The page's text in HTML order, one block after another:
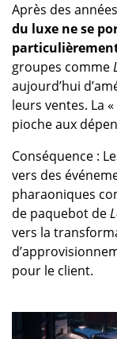
Après des
du luxe ne se
groupes comme
aujourd’hui
leurs ventes. La
pioche aux
Conséquence :
vers des
pharaoniques
de paquebot de
vers la
pour le client.